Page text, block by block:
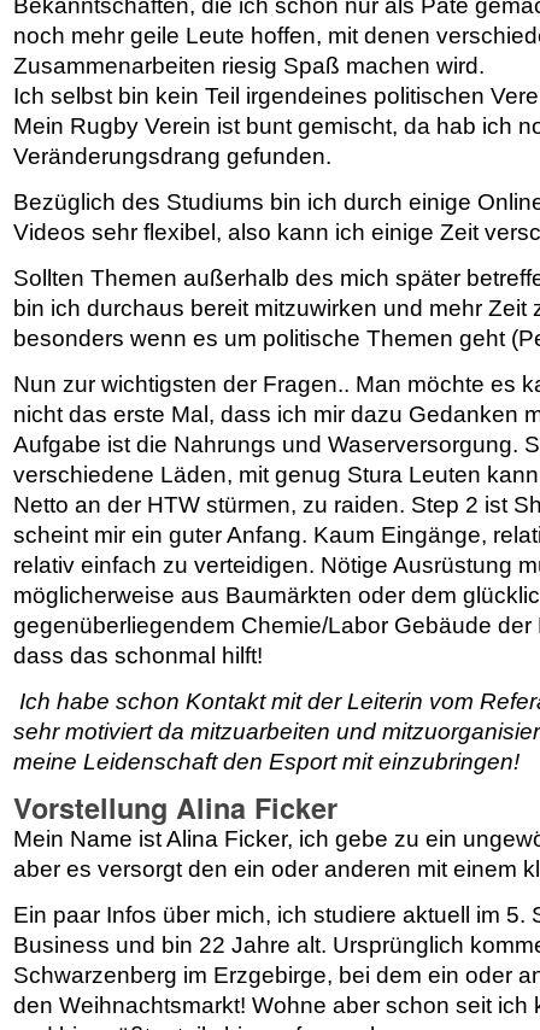
Bekanntschaften, die ich schon nur als Pate
noch mehr geile Leute hoffen, mit denen
Zusammenarbeiten riesig Spaß machen wird.
Ich selbst bin kein Teil irgendeines politischen
Mein Rugby Verein ist bunt gemischt, da hab ich
Veränderungsdrang gefunden.
Bezüglich des Studiums bin ich durch einige
Videos sehr flexibel, also kann ich einige Zeit
Sollten Themen außerhalb des mich später
bin ich durchaus bereit mitzuwirken und mehr Zeit
besonders wenn es um politische Themen geht
Nun zur wichtigsten der Fragen.. Man möchte es
nicht das erste Mal, dass ich mir dazu Gedanken
Aufgabe ist die Nahrungs und Waserversorgung.
verschiedene Läden, mit genug Stura Leuten
Netto an der HTW stürmen, zu raiden. Step 2 ist
scheint mir ein guter Anfang. Kaum Eingänge,
relativ einfach zu verteidigen. Nötige Ausrüstung
möglicherweise aus Baumärkten oder dem
gegenüberliegendem Chemie/Labor Gebäude der
dass das schonmal hilft!
Ich habe schon Kontakt mit der Leiterin vom
sehr motiviert da mitzuarbeiten und
meine Leidenschaft den Esport mit einzubringen!
Vorstellung Alina Ficker
Mein Name ist Alina Ficker, ich gebe zu ein
aber es versorgt den ein oder anderen mit einem
Ein paar Infos über mich, ich studiere aktuell im 5.
Business und bin 22 Jahre alt. Ursprünglich
Schwarzenberg im Erzgebirge, bei dem ein oder
den Weihnachtsmarkt! Wohne aber schon seit ich